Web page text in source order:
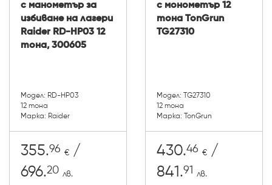
с манометър за
избиване на лагери
Raider RD-HP03 12
тонa, 300605
Модел: RD-HP03
12 тонa
Марка: Raider
355.96 € /
696.20 лв.
с монометър 12
тона TonGrun
TG27310
Модел: TG27310
12 тона
Марка: TonGrun
430.46 € /
841.91 лв.